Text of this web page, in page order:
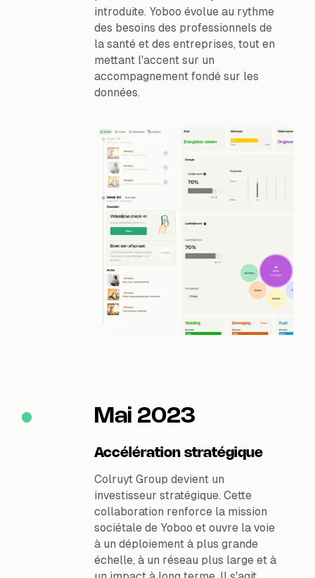
introduite. Yoboo évolue au rythme
des besoins des professionnels de
la santé et des entreprises, tout en
mettant l'accent sur un
accompagnement fondé sur les
données.
Mai 2023
Accélération stratégique
Colruyt Group devient un
investisseur stratégique. Cette
collaboration renforce la mission
sociétale de Yoboo et ouvre la voie
à un déploiement à plus grande
échelle, à un réseau plus large et à